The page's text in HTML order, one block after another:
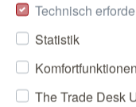
Technisch
Statistik
Komfortfunktionen
The Trade Desk